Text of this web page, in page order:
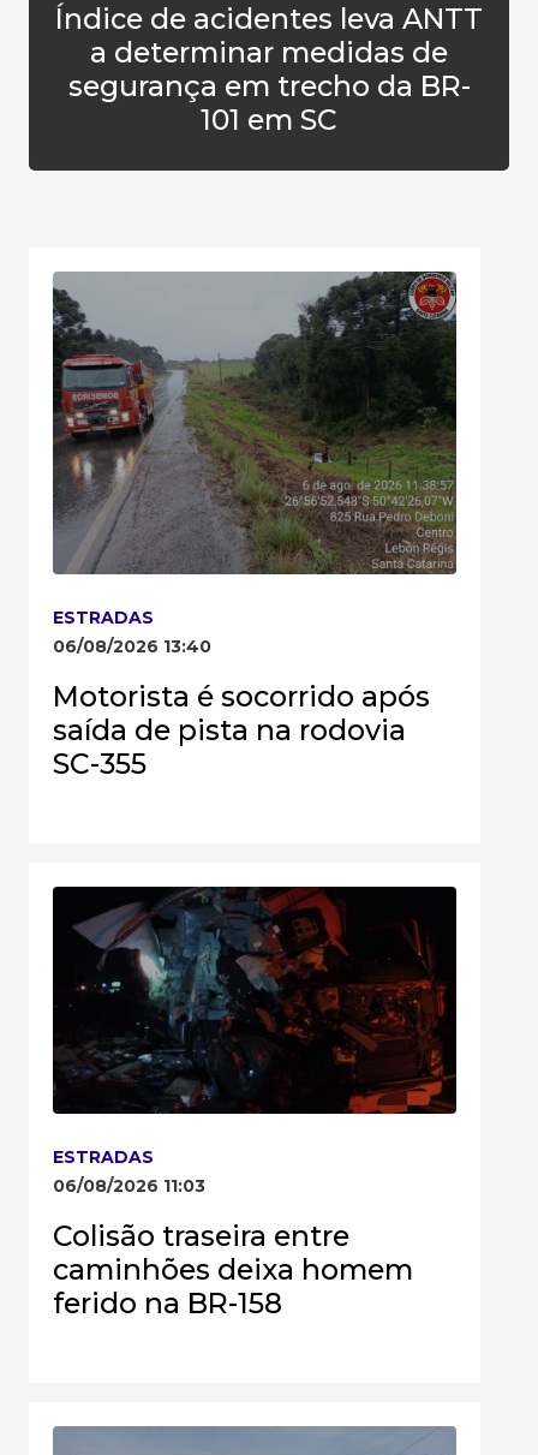
Índice de acidentes leva ANTT
a determinar medidas de
segurança em trecho da BR-
101 em SC
ESTRADAS
06/08/2026 13:40
Motorista é socorrido após
saída de pista na rodovia
SC-355
ESTRADAS
06/08/2026 11:03
Colisão traseira entre
caminhões deixa homem
ferido na BR-158